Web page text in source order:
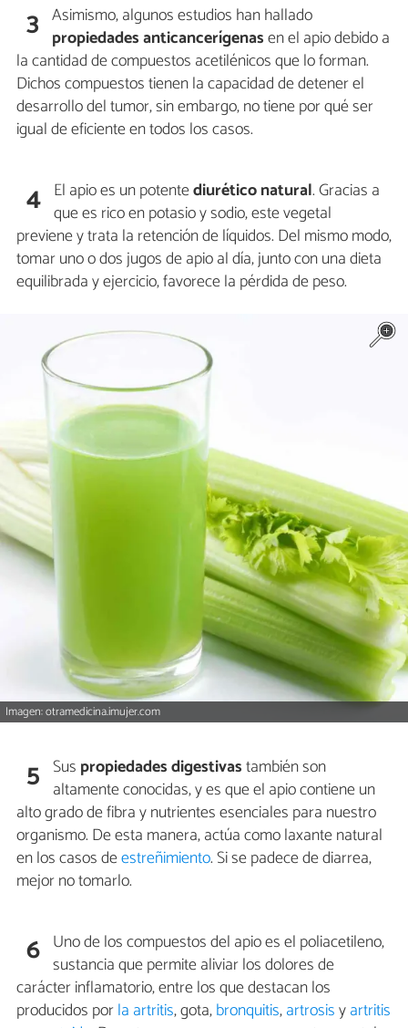
3 Asimismo, algunos estudios han hallado
propiedades anticancerígenasen el apio debido a
la cantidad de compuestos acetilénicos que lo forman.
Dichos compuestos tienen la capacidad de detener el
desarrollo del tumor, sin embargo, no tiene por qué ser
igual de eficiente en todos los casos.
4 El apio es un potentediurético natural. Gracias a
que es rico en potasio y sodio, este vegetal
previene y trata la retención de líquidos. Del mismo modo,
tomar uno o dos jugos de apio al día, junto con una dieta
equilibrada y ejercicio, favorece la pérdida de peso.
Imagen: otramedicina.imujer.com
5 Sus propiedades digestivastambién son
altamente conocidas, y es que el apio contiene un
alto grado de fibra y nutrientes esenciales para nuestro
organismo. De esta manera, actúa como laxante natural
en los casos deestreñimiento. Si se padece de diarrea,
mejor no tomarlo.
6 Uno de los compuestos del apio es el poliacetileno,
sustancia que permite aliviar los dolores de
carácter inflamatorio, entre los que destacan los
producidos porla artritis, gota,bronquitis,artrosisyartritis